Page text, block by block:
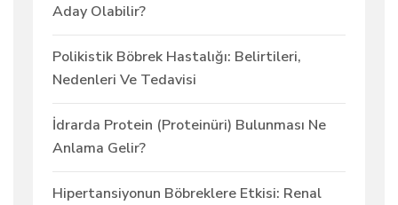
Aday Olabilir?
Polikistik Böbrek Hastalığı: Belirtileri,
Nedenleri Ve Tedavisi
İdrarda Protein (Proteinüri) Bulunması Ne
Anlama Gelir?
Hipertansiyonun Böbreklere Etkisi: Renal